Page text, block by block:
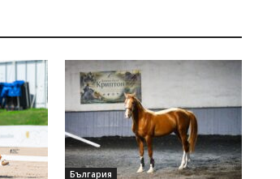
България